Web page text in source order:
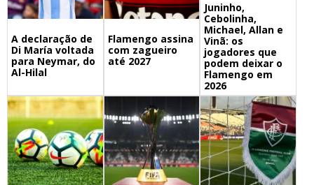
A declaração de
Di María voltada
para Neymar, do
Al-Hilal
Flamengo assina
com zagueiro
até 2027
Juninho,
Cebolinha,
Michael, Allan e
Vinã: os
jogadores que
podem deixar o
Flamengo em
2026